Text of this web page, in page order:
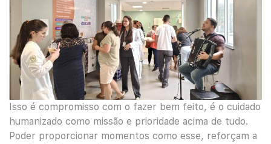
Isso é compromisso com o fazer bem feito, é o cuidado
humanizado como missão e prioridade acima de tudo.
Poder proporcionar momentos como esse, reforçam a